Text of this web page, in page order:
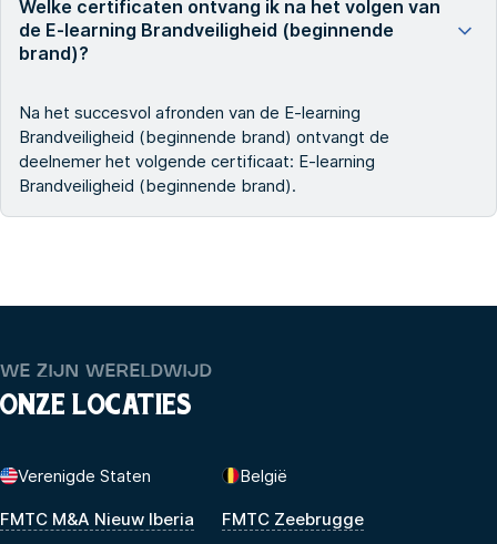
Welke certificaten ontvang ik na het volgen van
de E-learning Brandveiligheid (beginnende
brand)?
Na het succesvol afronden van de E-learning
Brandveiligheid (beginnende brand) ontvangt de
deelnemer het volgende certificaat: E-learning
Brandveiligheid (beginnende brand).
WE ZIJN WERELDWIJD
ONZE LOCATIES
Verenigde Staten
FMTC M&A Nieuw Iberia
België
FMTC Zeebrugge